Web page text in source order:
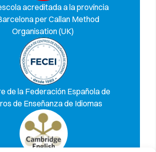
acreditada a la província
per Callan Method
Organisation (UK)
de la Federación Española de
de Enseñanza de Idiomas